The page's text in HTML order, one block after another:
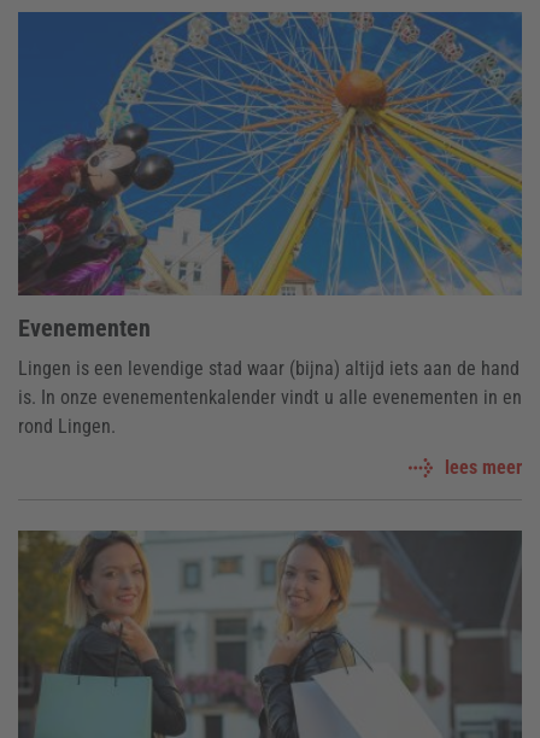
Evenementen
Lingen is een levendige stad waar (bijna) altijd iets aan de hand
is. In onze evenementenkalender vindt u alle evenementen in en
rond Lingen.
lees meer